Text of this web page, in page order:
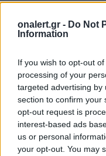
onalert.gr - Do Not
Information
If you wish to opt-out
processing of your
targeted advertising by
section to confirm your
opt-out request is
interest-based ads
us or personal
your opt-out. You may